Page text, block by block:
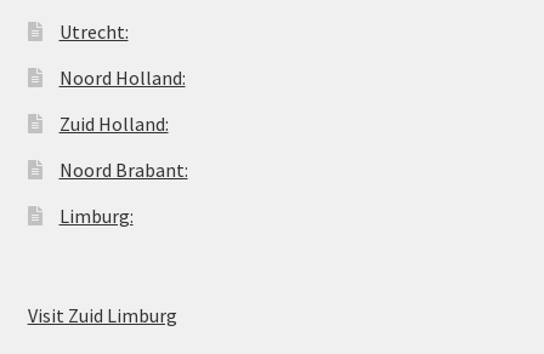
Utrecht:
Noord Holland:
Zuid Holland:
Noord Brabant:
Limburg:
Visit Zuid Limburg